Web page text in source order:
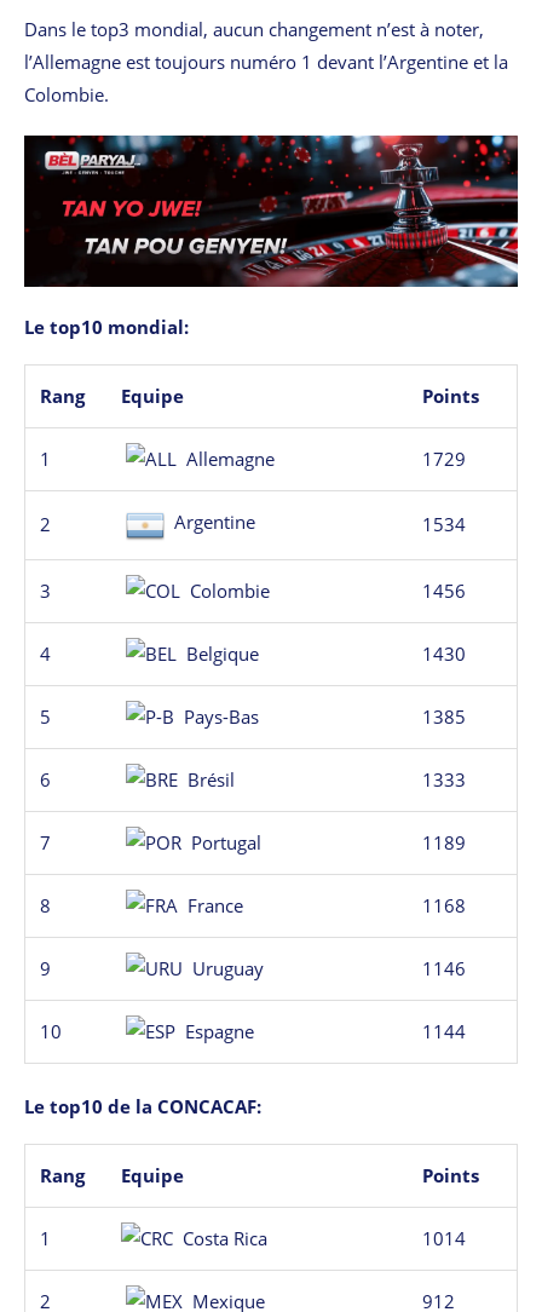
Dans le top3 mondial, aucun changement n’est à noter,
l’Allemagne est toujours numéro 1 devant l’Argentine et la
Colombie.
Le top10 mondial:
Rang Equipe Points
1 Allemagne 1729
2 Argentine 1534
3 Colombie 1456
4 Belgique 1430
5 Pays-Bas 1385
6 Brésil 1333
7 Portugal 1189
8 France 1168
9 Uruguay 1146
10 Espagne 1144
Le top10 de la CONCACAF:
Rang Equipe Points
1 Costa Rica 1014
2 Mexique 912